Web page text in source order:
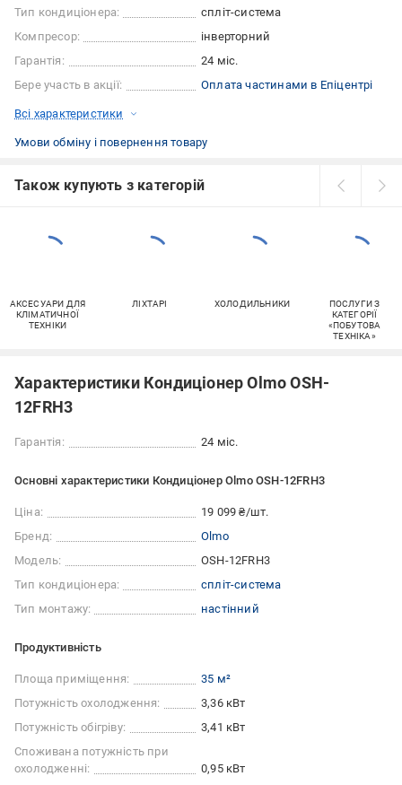
Тип кондиціонера:
спліт-система
Компресор:
інверторний
Гарантія:
24 міс.
Бере участь в акції:
Оплата частинами в Епіцентрі
Всі характеристики
Умови обміну і повернення товару
Також купують з категорій
АКСЕСУАРИ ДЛЯ
КЛІМАТИЧНОЇ
ТЕХНІКИ
ЛІХТАРІ ХОЛОДИЛЬНИКИ
ПОСЛУГИ З
КАТЕГОРІЇ
«ПОБУТОВА
ТЕХНІКА»
Характеристики Кондиціонер Olmo OSH-
12FRH3
Гарантія: 24 міс.
Основні характеристики Кондиціонер Olmo OSH-12FRH3
Ціна:
19 099 ₴/шт.
Бренд:
Olmo
Модель:
OSH-12FRH3
Тип кондиціонера:
спліт-система
Тип монтажу:
настінний
Продуктивність
Площа приміщення:
35 м²
Потужність охолодження:
3,36 кВт
Потужність обігріву:
3,41 кВт
Споживана потужність при
охолодженні:
0,95 кВт